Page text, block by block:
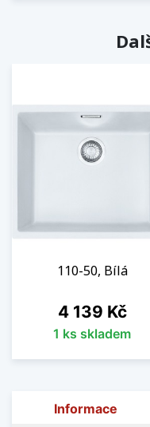
110-50, Bílá
Cena
4 139 Kč
1 ks skladem
Informace